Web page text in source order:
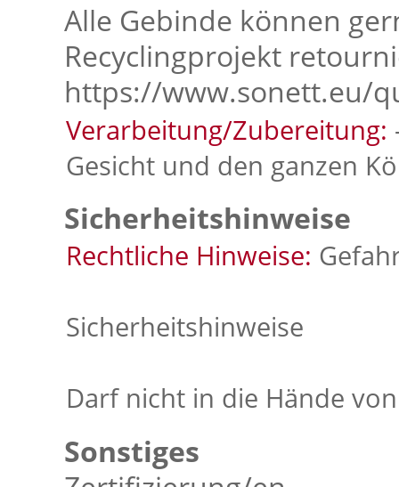
Alle Gebinde können
Recyclingprojekt
https://www.sonett.eu/
Verarbeitung/Zubereitung:
Gesicht und den ganzen
Sicherheitshinweise
Rechtliche Hinweise:
Sicherheitshinweise
Darf nicht in die Hände
Sonstiges